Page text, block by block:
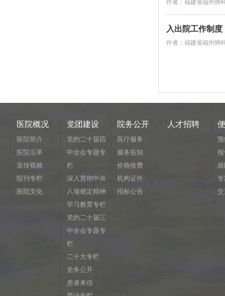
作者：福建省福州肺
入出院工作制度
作者：福建省福州肺
医院概况
医院简介
医院沿革
宣传视频
院刊专栏
医院文化
党团建设
党的二十届四
中全会专题专
栏
深入贯彻中央
八项规定精神
学习教育专栏
党的二十届三
中全会专题专
栏
二十大专栏
党务公开
患者来信
院务公开
医疗服务
服务告知
价格收费
机构证件
招标公告
人才招聘